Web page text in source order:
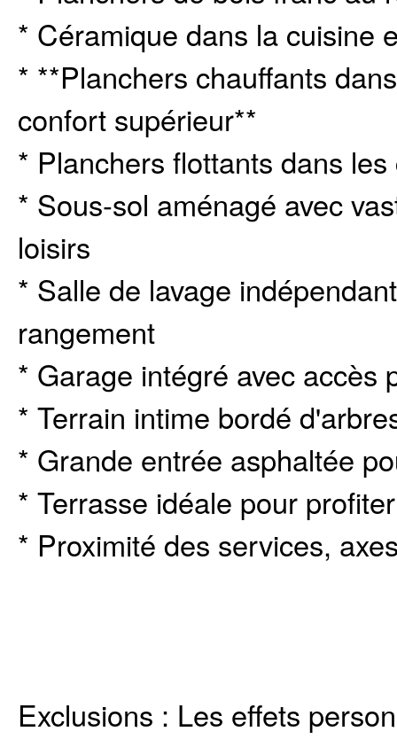
* Céramique dans la cuisine
* **Planchers chauffants
confort supérieur**
* Planchers flottants dans
* Sous-sol aménagé avec
loisirs
* Salle de lavage
rangement
* Garage intégré avec accès
* Terrain intime bordé
* Grande entrée asphaltée
* Terrasse idéale pour
* Proximité des services,
Exclusions : Les effets